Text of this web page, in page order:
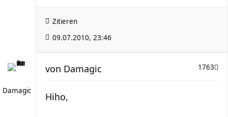
Zitieren
09.07.2010, 23:46
Damagic
1763
von Damagic
Hiho,